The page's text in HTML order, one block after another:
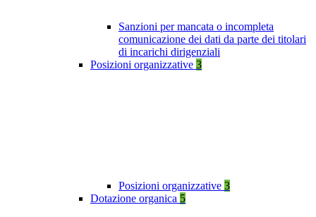
Sanzioni per mancata o incompleta
comunicazione dei dati da parte dei titolari
di incarichi dirigenziali
Posizioni organizzative 3
Posizioni organizzative 3
Dotazione organica 5